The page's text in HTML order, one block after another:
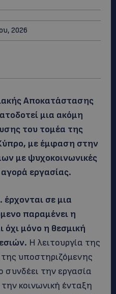
2026
Αποκατάστασης
μια ακόμη
του τομέα της
με έμφαση στην
με ψυχοκοινωνικές
εργασίας.
σε μια
παραμένει η
όχι μόνο η θεσμική
Η λειτουργία της
υποστηριζόμενης
την εργασία
κοινωνική ένταξη